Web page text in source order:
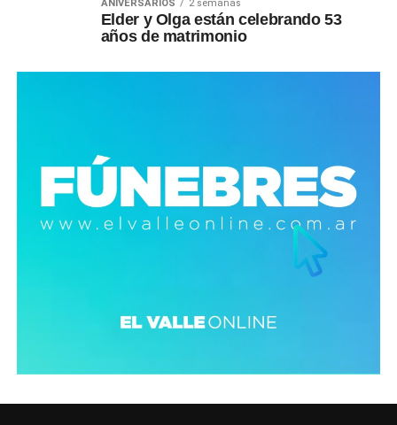
ANIVERSARIOS 2 semanas
Elder y Olga están celebrando 53
años de matrimonio